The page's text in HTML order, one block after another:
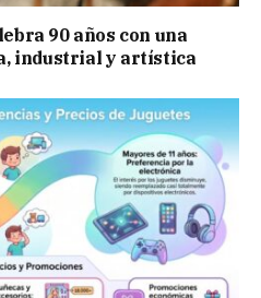
90 años con una
industrial y artística